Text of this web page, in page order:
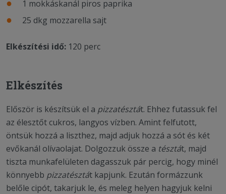
1 mokkáskanál piros paprika
25 dkg mozzarella sajt
Elkészítési idő: 120 perc
Elkészítés
Először is készítsük el a pizzatésztát. Ehhez futassuk fel
az élesztőt cukros, langyos vízben. Amint felfutott,
öntsük hozzá a liszthez, majd adjuk hozzá a sót és két
evőkanál olívaolajat. Dolgozzuk össze a tésztát, majd
tiszta munkafelületen dagasszuk pár percig, hogy minél
könnyebb pizzatésztát kapjunk. Ezután formázzunk
belőle cipót, takarjuk le, és meleg helyen hagyjuk kelni